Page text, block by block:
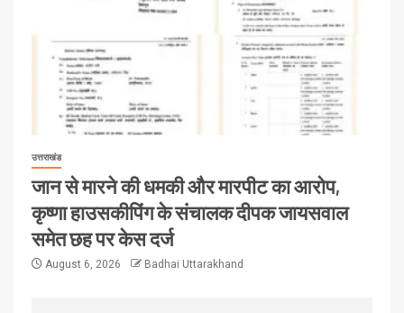
उत्तराखंड
जान से मारने की धमकी और मारपीट का आरोप,
कृष्णा हाउसकीपिंग के संचालक दीपक जायसवाल
समेत छह पर केस दर्ज
August 6, 2026 Badhai Uttarakhand